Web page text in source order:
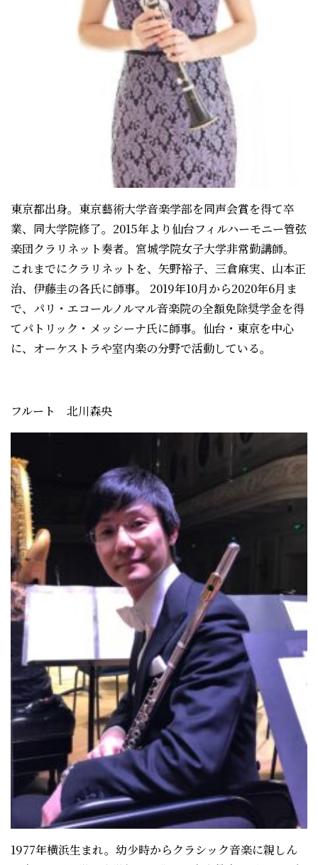
東京都出身。東京藝術大学音楽学部を同声会賞を得て卒
業、同大学院修了。2015年より仙台フィルハーモニー管弦
楽団クラリネット奏者。宮城学院女子大学非常勤講師。
これまでにクラリネットを、矢野裕子、三倉麻実、山本正
治、伊藤圭の各氏に師事。 2019年10月から2020年6月ま
で、パリ・エコールノルマル音楽院の全額免除奨学金を得
てパトリック・メッシーナ氏に師事。仙台・東京を中心
に、オーケストラや室内楽の分野で活動している。
フルート 北川森央
1977年横浜生まれ。幼少時からクラシック音楽に親しん